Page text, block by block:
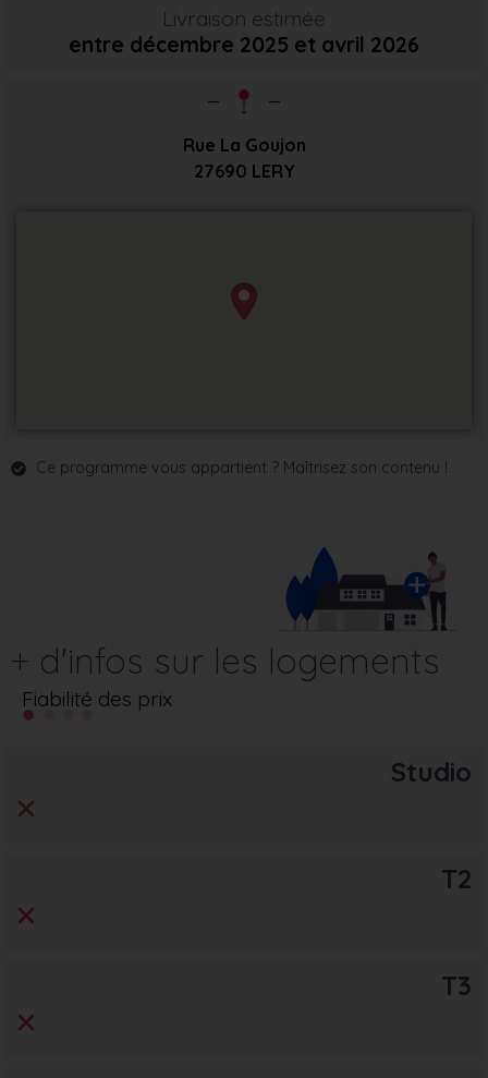
Livraison estimée
entre décembre 2025 et avril 2026
Rue La Goujon
27690 LERY
Ce programme vous appartient ? Maîtrisez son contenu !
+ d'infos sur les logements
Fiabilité des prix
Studio
T2
T3